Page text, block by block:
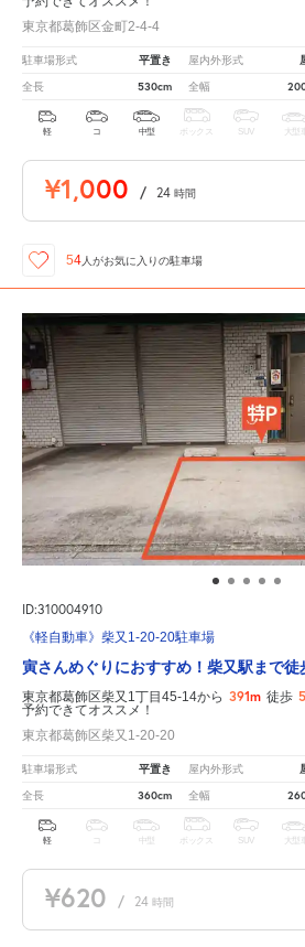
東京都葛飾区金町2-4-4
駐車場形式 平置き 屋内外形式
全長 530cm 全幅
軽 コ 中型 ボックス SUV 大型車
¥1,000 / 24 時間
54 人がお気に入りの駐車場
ID:310004910
《軽自動車》柴又1-20-20駐車場
寅さんめぐりにおすすめ！柴又駅まで徒
東京都葛飾区柴又1丁目45-14から 391m 徒歩
予約できてオススメ！
東京都葛飾区柴又1-20-20
駐車場形式 平置き 屋内外形式
全長 360cm 全幅
軽 中型 ボックス SUV 大型車
¥620 / 24 時間